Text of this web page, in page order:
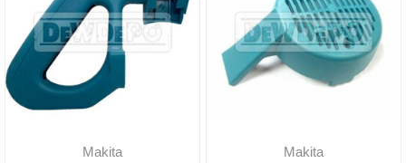
Makita Makita